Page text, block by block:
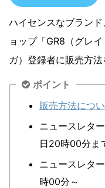
ハイセンスなブラン
ョップ「GR8（グレ
ガ）登録者に販売方法
ポイント
販売方法につ
ニュースレタ
日20時00分ま
ニュースレタ
時00分～